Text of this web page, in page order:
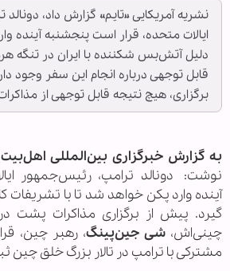
نشریه آمریکایی «تایم» گزارش داد،
ایالات متحده، قرار است پنجشنبه آینده
دلیل آتش‌بس شکننده با ایران در تنگه
قابل توجهی درباره انجام این سفر وجود
برگزاری، هیچ نتیجه قابل توجهی از
به گزارش خبرگزاری بین‌المللی
نوشت: دونالد ترامپ، رئیس‌جمهور
آینده وارد پکن خواهد شد تا با تشریفات
گیرد. پیش از برگزاری مذاکرات پشت
چینی‌اش،شی جین‌پینگ، رهبر چین،
مشترکی با ترامپ در تالار بزرگ خلق چین